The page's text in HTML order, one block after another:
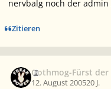
nervbalg noch der admin
Zitieren
Gothmog-Fürst der
12. August 200520 J.